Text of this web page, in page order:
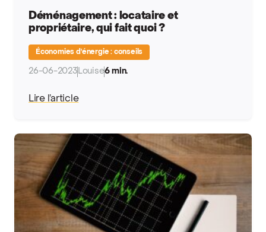
Déménagement : locataire et
propriétaire, qui fait quoi ?
Économies d'énergie : conseils
26-06-2023 Louise6 min.
Lire l’article